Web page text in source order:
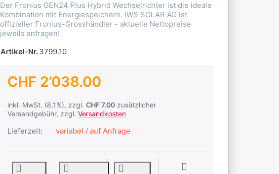
Der Fronius GEN24 Plus Hybrid Wechselrichter ist die ideale
Kombination mit Energiespeichern. IWS SOLAR AG ist
offizieller Fronius-Grosshändler - aktuelle Nettopreise
jeweils anfragen!
Artikel-Nr.3799.10
CHF 2’038.00
inkl. MwSt. (8,1%), zzgl.CHF 7.00 zusätzlicher
Versandgebühr, zzgl.Versandkosten
Lieferzeit: variabel / auf Anfrage